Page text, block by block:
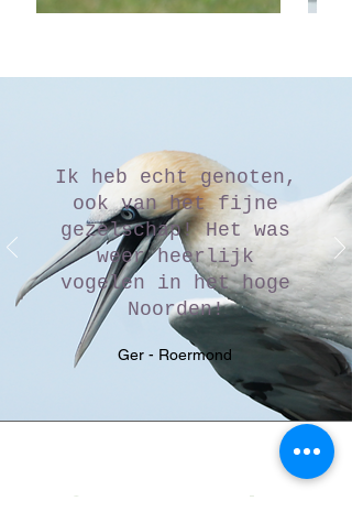
Ik heb echt genoten,
ook van het fijne
gezelschap! Het was
weer heerlijk
vogelen in het hoge
Noorden!
Ger - Roermond